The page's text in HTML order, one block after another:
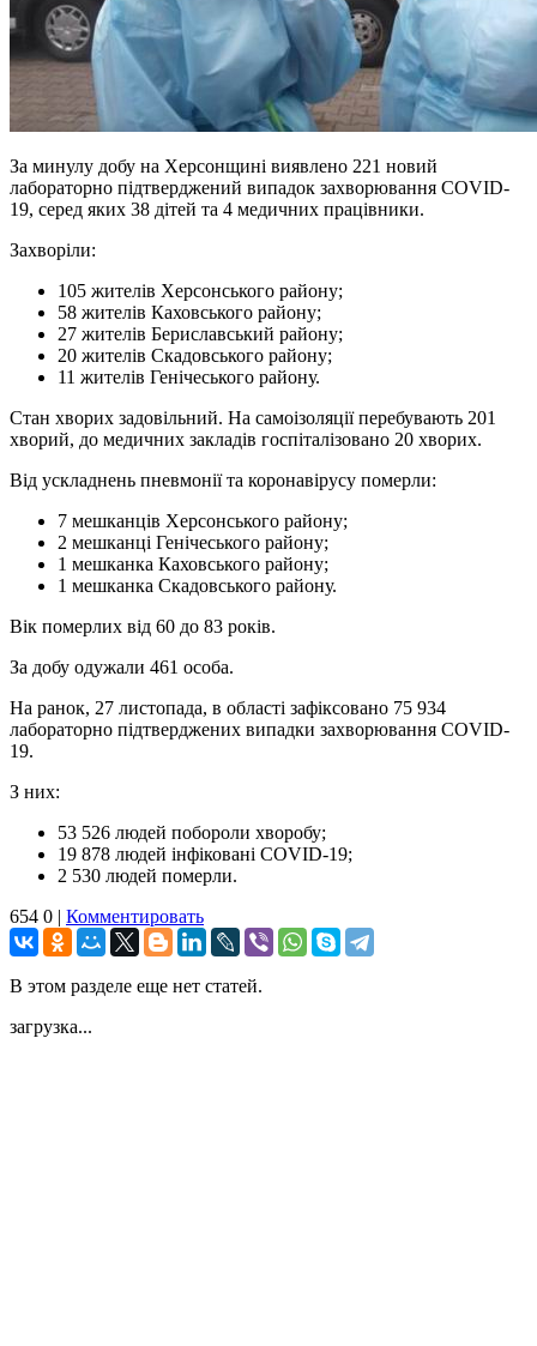
За минулу добу на Херсонщині виявлено 221 новий
лабораторно підтверджений випадок захворювання СОVID-
19, серед яких 38 дітей та 4 медичних працівники.
Захворіли:
105 жителів Херсонського району;
58 жителів Каховського району;
27 жителів Бериславський району;
20 жителів Скадовського району;
11 жителів Генічеського району.
Стан хворих задовільний. На самоізоляції перебувають 201
хворий, до медичних закладів госпіталізовано 20 хворих.
Від ускладнень пневмонії та коронавірусу померли:
7 мешканців Херсонського району;
2 мешканці Генічеського району;
1 мешканка Каховського району;
1 мешканка Скадовського району.
Вік померлих від 60 до 83 років.
За добу одужали 461 особа.
На ранок, 27 листопада, в області зафіксовано 75 934
лабораторно підтверджених випадки захворювання СОVID-
19.
З них:
53 526 людей побороли хворобу;
19 878 людей інфіковані СОVID-19;
2 530 людей померли.
654 0 | Комментировать
В этом разделе еще нет статей.
загрузка...